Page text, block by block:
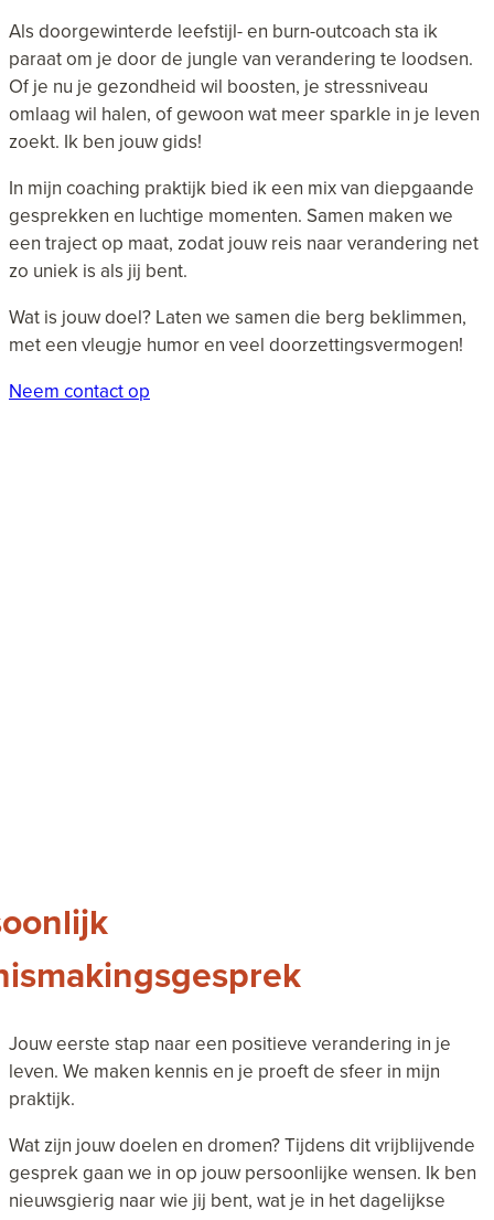
Als doorgewinterde leefstijl- en burn-outcoach sta ik
paraat om je door de jungle van verandering te loodsen.
Of je nu je gezondheid wil boosten, je stressniveau
omlaag wil halen, of gewoon wat meer sparkle in je leven
zoekt. Ik ben jouw gids!
In mijn coaching praktijk bied ik een mix van diepgaande
gesprekken en luchtige momenten. Samen maken we
een traject op maat, zodat jouw reis naar verandering net
zo uniek is als jij bent.
Wat is jouw doel? Laten we samen die berg beklimmen,
met een vleugje humor en veel doorzettingsvermogen!
Neem contact op
Jouw eerste stap naar een positieve verandering in je
leven. We maken kennis en je proeft de sfeer in mijn
praktijk.
Wat zijn jouw doelen en dromen? Tijdens dit vrijblijvende
gesprek gaan we in op jouw persoonlijke wensen. Ik ben
nieuwsgierig naar wie jij bent, wat je in het dagelijkse